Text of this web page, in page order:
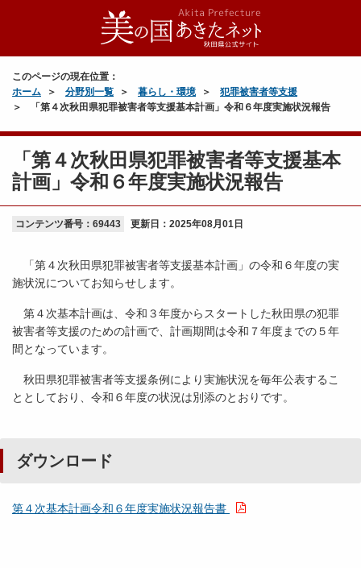
このページの現在位置：
ホーム
分野別一覧 暮らし・環境
犯罪被害者等支援
「第４次秋田県犯罪被害者等支援基本計画」令和６年度実施状況報告
「第４次秋田県犯罪被害者等支援基本
計画」令和６年度実施状況報告
コンテンツ番号：69443 更新日： 2025年08月01日
「第４次秋田県犯罪被害者等支援基本計画」の令和６年度の実
施状況についてお知らせします。
第４次基本計画は、令和３年度からスタートした秋田県の犯罪
被害者等支援のための計画で、計画期間は令和７年度までの５年
間となっています。
秋田県犯罪被害者等支援条例により実施状況を毎年公表するこ
ととしており、令和６年度の状況は別添のとおりです。
ダウンロード
第４次基本計画令和６年度実施状況報告書